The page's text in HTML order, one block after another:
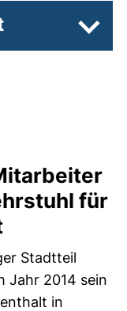
für
Stadtteil
Jahr 2014 sein
in